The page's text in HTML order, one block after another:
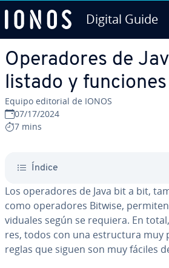
Digital Guide
Ope­ra­do­res de
listado y funciones
Equipo editorial de IONOS
07/17/2024
7 mins
Índice
Los ope­ra­do­res de Java bit a bit,
como ope­ra­do­res Bitwise,
vi­dua­les según se requiera. En
res, todos con una es­tru­c­tu­ra muy
reglas que siguen son muy fáciles